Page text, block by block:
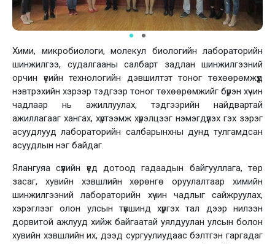
Хими, микробиологи, молекул биологийн лабораторийн
шинжилгээ, судалгааны салбарт задлан шинжилгээний
орчин үеийн технологийн дэвшилтэт тоног төхөөрөмжүүд
нэвтрэхийн хэрээр тэдгээр тоног төхөөрөмжийг бүрэн хүчин
чадлаар нь ажиллуулах, тэдгээрийн найдвартай
ажиллагааг хангах, хүртээмж хүрэлцээг нэмэгдүүлэх гэх зэрэг
асуудлууд лабораторийн салбарынхны дунд тулгамдсан
асуудлын нэг байдаг.
Ялангуяа сүүлийн үед дотоод гадаадын байгууллага, төр
засаг, хувийн хэвшлийн хөрөнгө оруулалтаар химийн
шинжилгээний лабораторийн хүчин чадлыг сайжруулах,
хэрэглээг олон улсын түвшинд хүргэх тал дээр нилээн
дорвитой ажлууд хийж байгаатай уялдуулан улсын болон
хувийн хэвшлийн их, дээд сургуулиудаас бэлтгэн гаргадаг